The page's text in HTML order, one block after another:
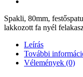
Spakli, 80mm,
lakkozott fa nyél
Leírás
További
Vélemények (0)